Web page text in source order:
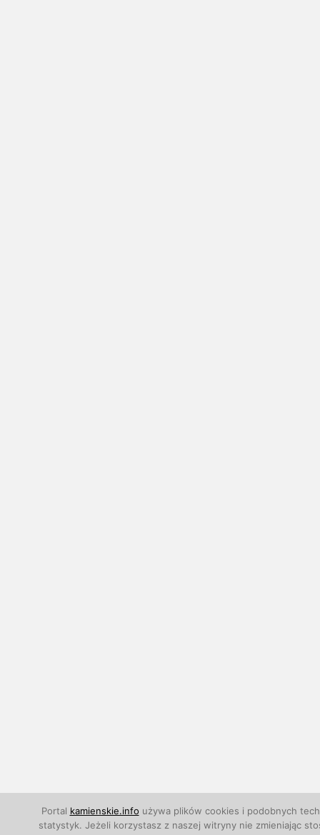
Portal kamienskie.info używa plików cookies i podobnych
statystyk. Jeżeli korzystasz z naszej witryny nie zmieniając